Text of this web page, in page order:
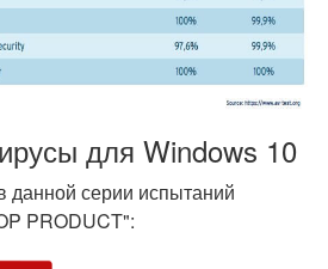
для Windows 10
данной серии испытаний
PRODUCT":